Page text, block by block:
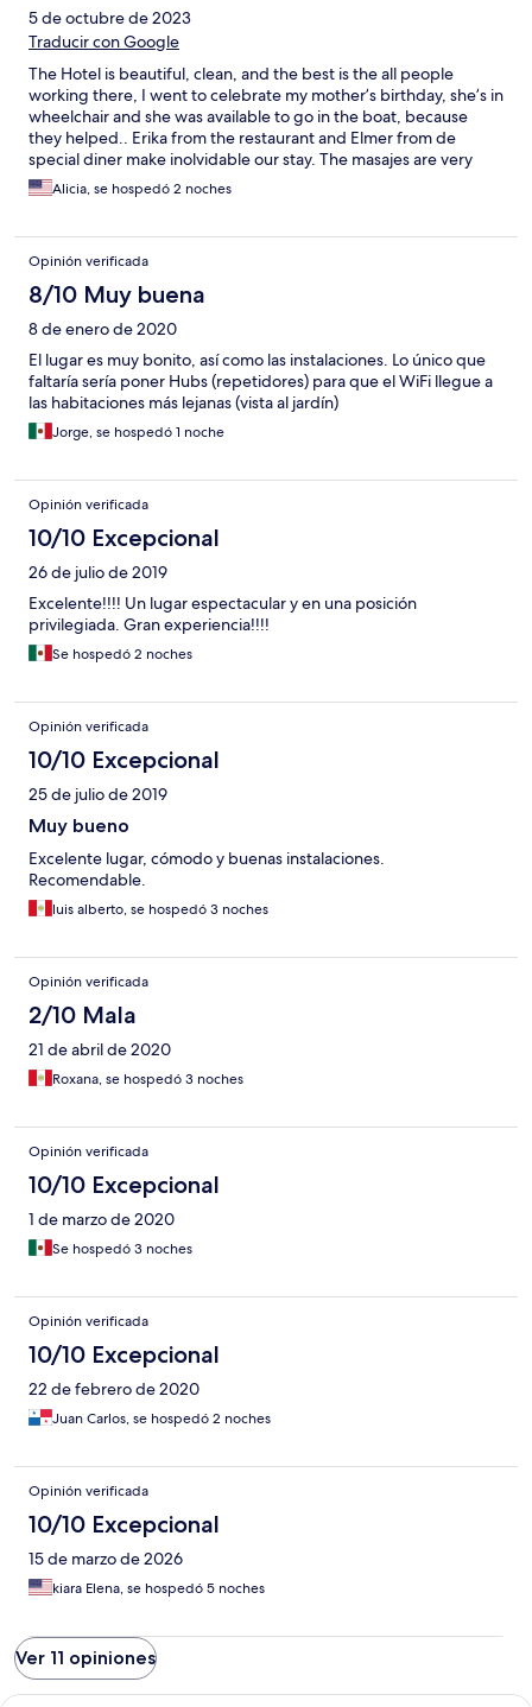
5 de octubre de 2023
Traducir con Google
The Hotel is beautiful, clean, and the best is the all people
working there, I went to celebrate my mother’s birthday, she’s in
wheelchair and she was available to go in the boat, because
they helped.. Erika from the restaurant and Elmer from de
special diner make inolvidable our stay. The masajes are very
knowledgeable about Terapy Massaje, don’t miss that. And all
Recepcion workers are very good trying to solve the problems
manager or owner the hotel, because with the stay will de
included an hour of sauna and paddle, like another hotel’s
around the world offers, just we can use the pool , gym and the
room for games while the offer different packages for a full day
to enjoy a hotel they include different activities. In that case I will
recommend take the full day package and enjoy the wonderful
attendance of the workers and more activities for less price.
Alicia, se hospedó 2 noches
Opinión verificada
8/10 Muy buena
8 de enero de 2020
El lugar es muy bonito, así como las instalaciones. Lo único que
faltaría sería poner Hubs (repetidores) para que el WiFi llegue a
las habitaciones más lejanas (vista al jardín)
Jorge, se hospedó 1 noche
Opinión verificada
10/10 Excepcional
26 de julio de 2019
Excelente!!!! Un lugar espectacular y en una posición
privilegiada. Gran experiencia!!!!
Se hospedó 2 noches
Opinión verificada
10/10 Excepcional
25 de julio de 2019
Muy bueno
Excelente lugar, cómodo y buenas instalaciones.
Recomendable.
luis alberto, se hospedó 3 noches
Opinión verificada
2/10 Mala
21 de abril de 2020
Roxana, se hospedó 3 noches
Opinión verificada
10/10 Excepcional
1 de marzo de 2020
Se hospedó 3 noches
Opinión verificada
10/10 Excepcional
22 de febrero de 2020
Juan Carlos, se hospedó 2 noches
Opinión verificada
10/10 Excepcional
15 de marzo de 2026
kiara Elena, se hospedó 5 noches
Ver 11 opiniones